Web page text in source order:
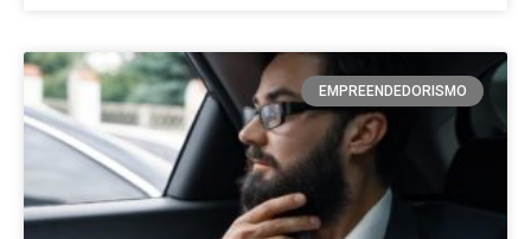
EMPREENDEDORISMO